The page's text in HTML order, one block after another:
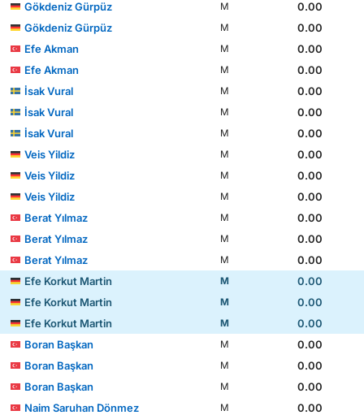
Gökdeniz Gürpüz M
0.00
Gökdeniz Gürpüz
M
0.00
Efe Akman
M
0.00
Efe Akman
M
0.00
İsak Vural
M
0.00
İsak Vural
M
0.00
İsak Vural
M
0.00
Veis Yildiz
M
0.00
Veis Yildiz
M
0.00
Veis Yildiz
M
0.00
Berat Yılmaz
M
0.00
Berat Yılmaz
M
0.00
Berat Yılmaz
M
0.00
Efe Korkut Martin
M
0.00
Efe Korkut Martin
M
0.00
Efe Korkut Martin
M
0.00
Boran Başkan
M
0.00
Boran Başkan
M
0.00
Boran Başkan
M
0.00
Naim Saruhan Dönmez
M 0.00